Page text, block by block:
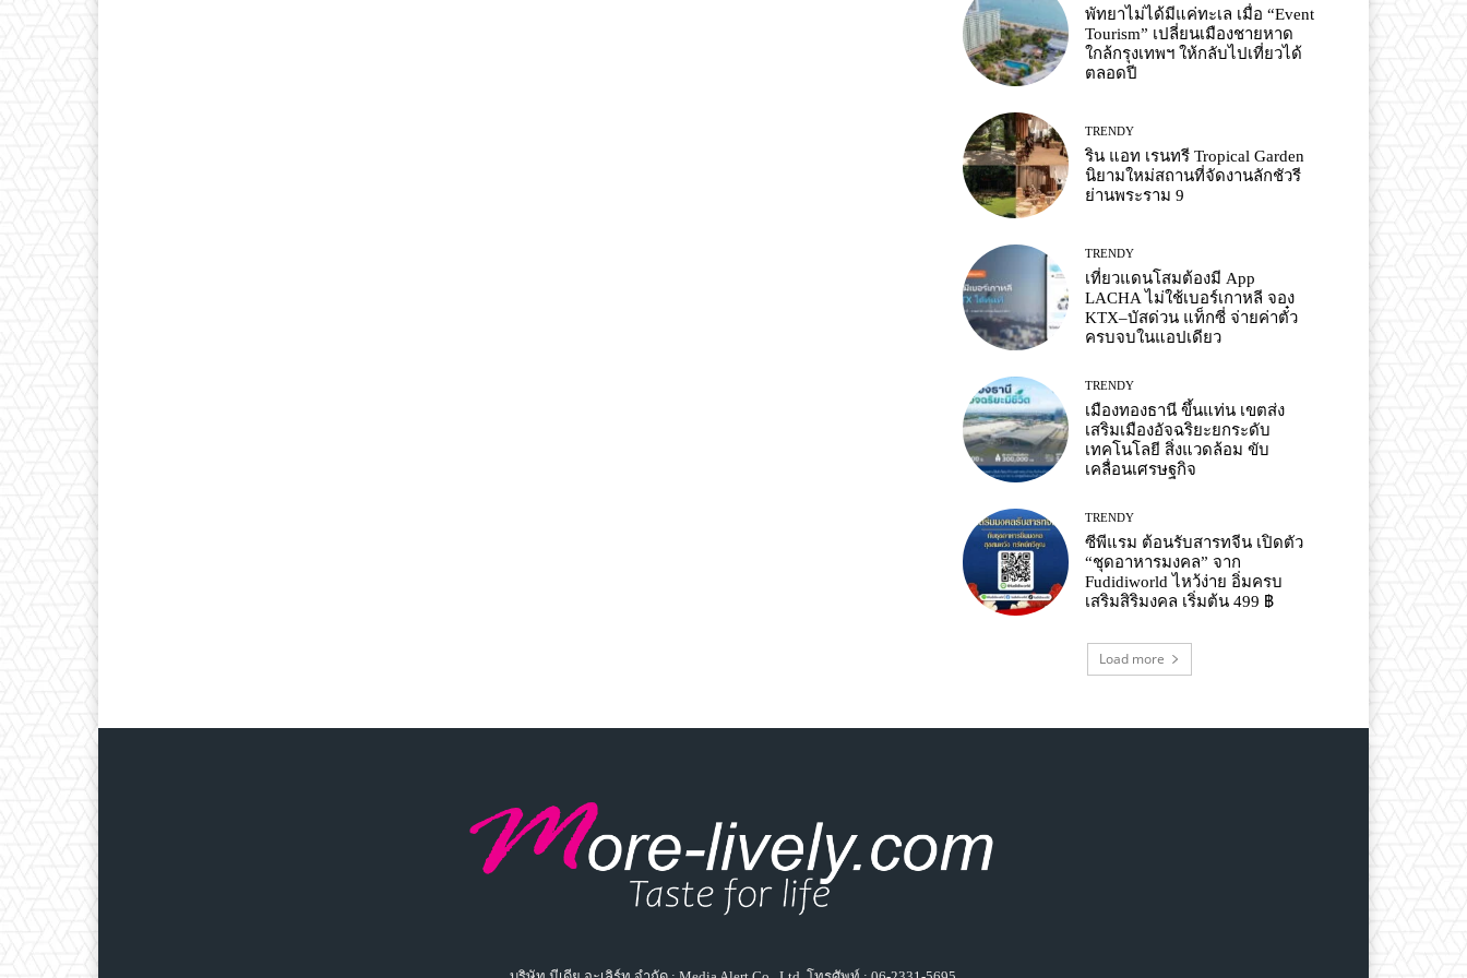
พัทยาไม่ได้มีแค่ทะเล เมื่อ “Event
Tourism” เปลี่ยนเมืองชายหาด
ใกล้กรุงเทพฯ ให้กลับไปเที่ยวได้
ตลอดปี
TRENDY
ริน แอท เรนทรี Tropical Garden
นิยามใหม่สถานที่จัดงานลักชัวรี
ย่านพระราม 9
TRENDY
เที่ยวแดนโสมต้องมี App
LACHA ไม่ใช้เบอร์เกาหลี จอง
KTX–บัสด่วน แท็กซี่ จ่ายค่าตั๋ว
ครบจบในแอปเดียว
TRENDY
เมืองทองธานี ขึ้นแท่น เขตส่ง
เสริมเมืองอัจฉริยะยกระดับ
เทคโนโลยี สิ่งแวดล้อม ขับ
เคลื่อนเศรษฐกิจ
TRENDY
ซีพีแรม ต้อนรับสารทจีน เปิดตัว
“ชุดอาหารมงคล” จาก
Fudidiworld ไหว้ง่าย อิ่มครบ
เสริมสิริมงคล เริ่มต้น 499 ฿
Load more